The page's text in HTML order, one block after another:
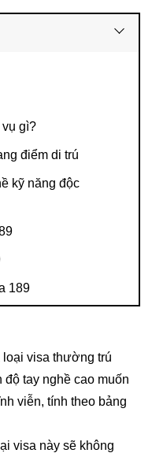
gì?
điểm di trú
kỹ năng độc
189
loại visa thường trú
tay nghề cao muốn
viễn, tính theo bảng
visa này sẽ không